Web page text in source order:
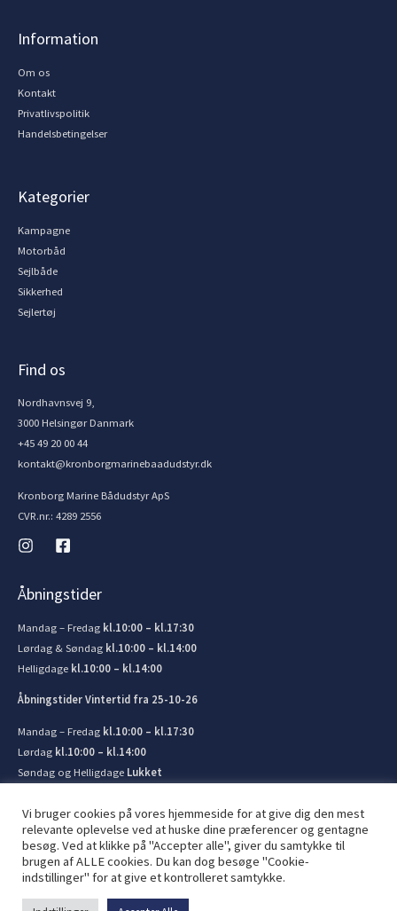
Information
Om os
Kontakt
Privatlivspolitik
Handelsbetingelser
Kategorier
Kampagne
Motorbåd
Sejlbåde
Sikkerhed
Sejlertøj
Find os
Nordhavnsvej 9,
3000 Helsingør Danmark
+45 49 20 00 44
kontakt@kronborgmarinebaadudstyr.dk
Kronborg Marine Bådudstyr ApS
CVR.nr.: 4289 2556
Åbningstider
Mandag – Fredag kl.10:00 – kl.17:30
Lørdag & Søndag kl.10:00 – kl.14:00
Helligdage kl.10:00 – kl.14:00
Åbningstider Vintertid fra 25-10-26
Mandag – Fredag kl.10:00 – kl.17:30
Lørdag kl.10:00 – kl.14:00
Søndag og Helligdage Lukket
© 2026 Kronborg Marine og Bådudstyr. Lavet af JIT ApS
Vi bruger cookies på vores hjemmeside for at give dig den mest
relevante oplevelse ved at huske dine præferencer og gentagne
besøg. Ved at klikke på "Accepter alle", giver du samtykke til
brugen af ​​ALLE cookies. Du kan dog besøge "Cookie-
indstillinger" for at give et kontrolleret samtykke.